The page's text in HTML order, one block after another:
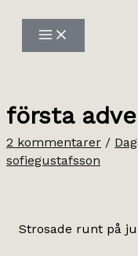
innehåll
första
2 kommentarer /
sofiegustafsson
Strosade runt på